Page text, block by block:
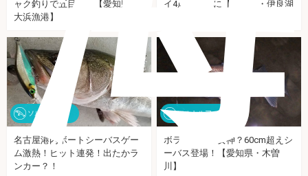
ャク釣りで五目達成【愛知県・
大浜漁港】
イ4尾も手中に【愛知県・伊良湖
ソルトルアー
名古屋港内ボートシーバスゲー
ム激熱！ヒット連発！出たかラ
ンカー？！
ソルトルアー
ボラは勝利の女神？60cm超えシ
ーバス登場！【愛知県・木曽
川】